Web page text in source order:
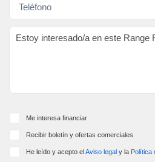
Me interesa financiar
Recibir boletín y ofertas comerciales
He leído y acepto elAviso legal y la Política